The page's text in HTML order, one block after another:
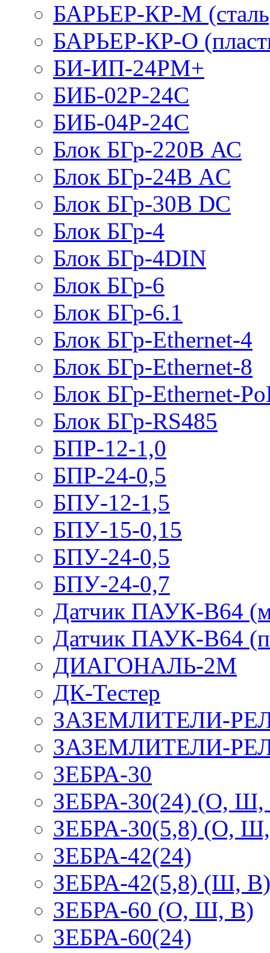
БАРЬЕР-КР-М
БАРЬЕР-КР-О
БИ-ИП-24РМ+
БИБ-02Р-24С
БИБ-04Р-24С
Блок БГр-220В АС
Блок БГр-24В AC
Блок БГр-30В DC
Блок БГр-4
Блок БГр-4DIN
Блок БГр-6
Блок БГр-6.1
Блок БГр-Ethernet-4
Блок БГр-Ethernet-8
Блок БГр-Ethernet-
Блок БГр-RS485
БПР-12-1,0
БПР-24-0,5
БПУ-12-1,5
БПУ-15-0,15
БПУ-24-0,5
БПУ-24-0,7
Датчик ПАУК-В64
Датчик ПАУК-В64
ДИАГОНАЛЬ-2М
ДК-Тестер
ЗАЗЕМЛИТЕЛИ-
ЗАЗЕМЛИТЕЛИ-
ЗЕБРА-30
ЗЕБРА-30(24) (О,
ЗЕБРА-30(5,8) (О,
ЗЕБРА-42(24)
ЗЕБРА-42(5,8) (Ш, В)
ЗЕБРА-60 (О, Ш, В)
ЗЕБРА-60(24)